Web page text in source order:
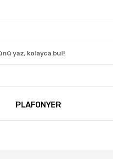
PLAFONYER